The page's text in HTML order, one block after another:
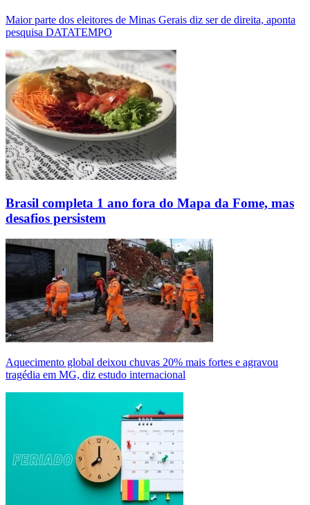
Maior parte dos eleitores de Minas Gerais diz ser de direita, aponta
pesquisa DATATEMPO
Brasil completa 1 ano fora do Mapa da Fome, mas
desafios persistem
Aquecimento global deixou chuvas 20% mais fortes e agravou
tragédia em MG, diz estudo internacional